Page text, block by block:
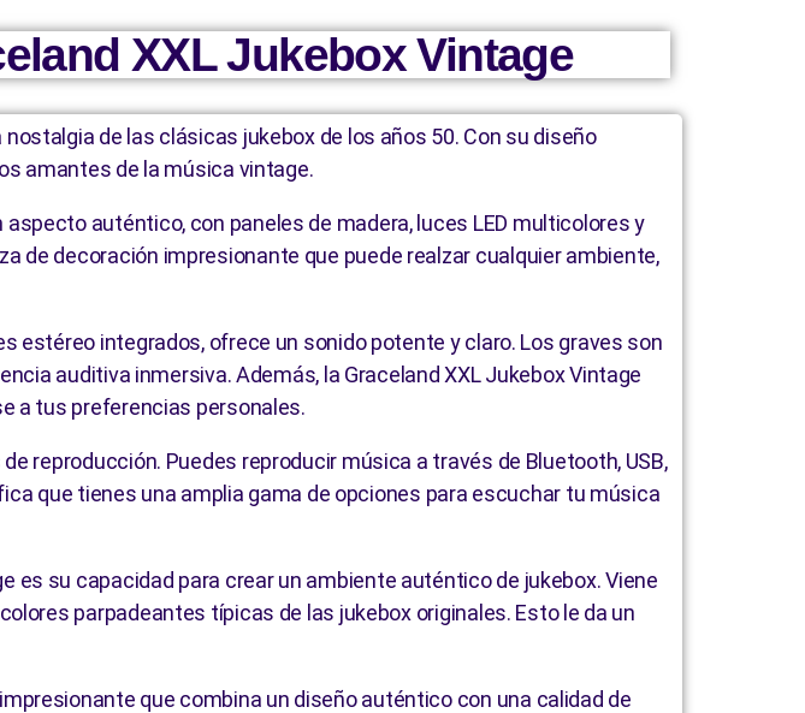
XXL Jukebox Vintage
de las clásicas jukebox de los años 50. Con su diseño
amantes de la música vintage.
auténtico, con paneles de madera, luces LED multicolores y
de decoración impresionante que puede realzar cualquier ambiente,
estéreo integrados, ofrece un sonido potente y claro. Los graves son
auditiva inmersiva. Además, la Graceland XXL Jukebox Vintage
a tus preferencias personales.
reproducción. Puedes reproducir música a través de Bluetooth, USB,
que tienes una amplia gama de opciones para escuchar tu música
es su capacidad para crear un ambiente auténtico de jukebox. Viene
parpadeantes típicas de las jukebox originales. Esto le da un
que combina un diseño auténtico con una calidad de